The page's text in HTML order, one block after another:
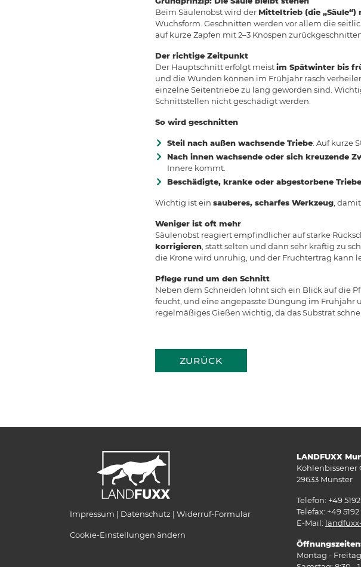
Beim Säulenobst wird der Mitteltrieb (die
Wuchsform. Geschnitten werden vor allem die
auf kurze Zapfen mit 2–3 Knospen
Der richtige Zeitpunkt
Der Hauptschnitt erfolgt meistim Spätwinter bis
und die Wunden können im Frühjahr rasch
einzelne Seitentriebe zu lang geworden sind.
Schnittstellen nicht geschädigt werden.
So wird geschnitten
Steil nach außen wachsende Triebe: Auf kurze
Nach innen wachsende oder sich kreuzende
Innere kommt.
Beschädigte, kranke oder abgestorbene Triebe
Wichtig ist ein sauberes, scharfes Werkzeug,
Weniger ist oft mehr
Säulenobst reagiert empfindlicher auf starke
korrigieren, statt selten und dann sehr kräftig zu
die Krone wird unruhig, und der Fruchtertrag kann
Pflege rund um den Schnitt
Neben dem Schneiden lohnt sich ein Blick auf die
feucht, und eine angepasste Düngung im
regelmäßiges Gießen wichtig, da das Substrat
ZURÜCK
Impressum Datenschutz Widerruf-Formular
Cookie-Einstellungen ändern
LANDFUXX
Kohlenbissener
29633 Munster
Telefon: +49
Telefax: +49
E-Mail:
Montag -